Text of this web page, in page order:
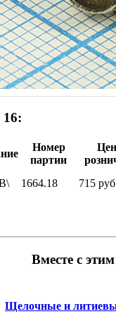
Номер
партии
1664.18 715
Вместе с
Щелочные и